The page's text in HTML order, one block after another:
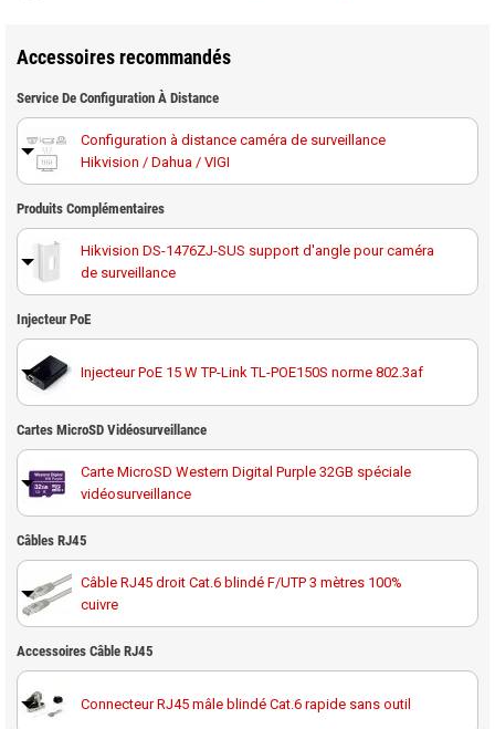
Accessoires recommandés
Service De Configuration À Distance
Configuration à distance caméra de surveillance
Hikvision / Dahua / VIGI
Produits Complémentaires
Hikvision DS-1476ZJ-SUS support d'angle pour caméra
de surveillance
Hikvision DS-1475ZJ-SUS support caméra poteau
Hikvision DS-1475ZJ-Y support caméra poteau
anticorrosion en acier inoxydable
Injecteur PoE
Injecteur PoE 15 W TP-Link TL-POE150S norme 802.3af
Cartes MicroSD Vidéosurveillance
Carte MicroSD Western Digital Purple 32GB spéciale
vidéosurveillance
Carte MicroSD Western Digital Purple 64GB spéciale
vidéosurveillance
Carte MicroSD Western Digital Purple 128GB spéciale
vidéosurveillance
Carte MicroSD Western Digital Purple 256GB spéciale
vidéosurveillance
Câbles RJ45
Câble RJ45 droit Cat.6 blindé F/UTP 3 mètres 100%
cuivre
Câble RJ45 droit Cat.6 blindé F/UTP 10 mètres 100%
cuivre
Câble RJ45 droit Cat.6 blindé F/UTP 20 mètres 100%
Accessoires Câble RJ45
Connecteur RJ45 mâle blindé Cat.6 rapide sans outil